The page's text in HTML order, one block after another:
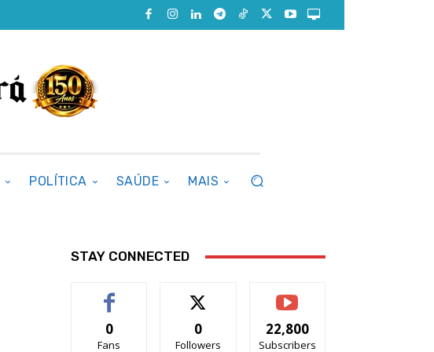
POLÍTICA SAÚDE MAIS
STAY CONNECTED
0
Fans
0
Followers
22,800
Subscribers